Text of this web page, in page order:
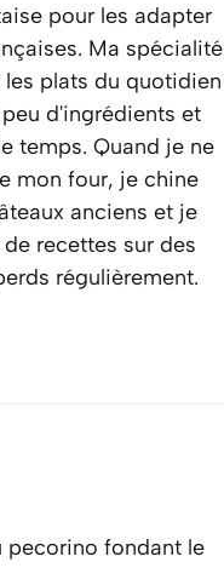
pour les adapter
Ma spécialité
les plats du quotidien
d'ingrédients et
temps. Quand je ne
mon four, je chine
anciens et je
recettes sur des
régulièrement.